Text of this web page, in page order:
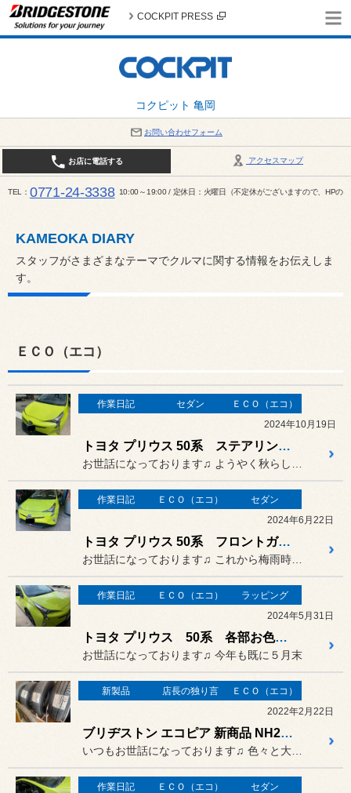
コクピット 亀岡
COCKPIT PRESS
お問い合わせフォーム
アクセスマップ
お店に電話する
TEL 0771-24-3338 10:00～19:00 / 定休日：火曜日（不定休がございますので、HPの
KAMEOKA DIARY
スタッフがさまざまなテーマでクルマに関する情報をお伝えしま
す。
ＥＣＯ（エコ）
作業日記 セダン
ＥＣＯ（エコ）
2024年10月19日
トヨタ プリウス 50系 ステアリング交換
作業日記 ＥＣＯ（エコ）
セダン
2024年6月22日
トヨタ プリウス 50系 フロントガラス 交換
作業日記 ＥＣＯ（エコ）
ラッピング
2024年5月31日
トヨタ プリウス 50系 各部お色直し
お世話になっております♫ 今年も既に５月末
新製品 店長の独り言
ＥＣＯ（エコ）
2022年2月22日
ブリヂストン エコピア 新商品 NH200シリーズ
作業日記 ＥＣＯ（エコ）
セダン